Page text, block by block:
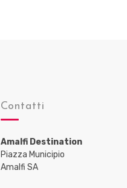
Contatti
Amalfi Destination
Piazza Municipio
Amalfi SA